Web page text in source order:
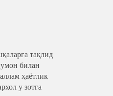
тақлид
билан
ҳаётлик
у зотга